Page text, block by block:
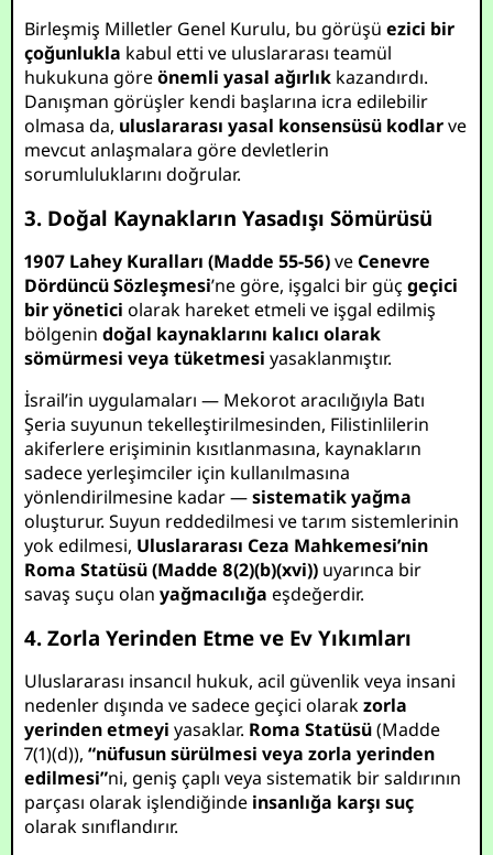
Birleşmiş Milletler Genel Kurulu, bu görüşüezici bir
çoğunlukla kabul etti ve uluslararası teamül
hukukuna göreönemli yasal ağırlık kazandırdı.
Danışman görüşler kendi başlarına icra edilebilir
olmasa da, uluslararası yasal konsensüsü kodlarve
mevcut anlaşmalara göre devletlerin
sorumluluklarını doğrular.
3. Doğal Kaynakların Yasadışı Sömürüsü
1907 Lahey Kuralları (Madde 55-56)veCenevre
Dördüncü Sözleşmesi’ne göre, işgalci bir güçgeçici
bir yönetici olarak hareket etmeli ve işgal edilmiş
bölgenindoğal kaynaklarını kalıcı olarak
sömürmesi veya tüketmesi yasaklanmıştır.
İsrail’in uygulamaları — Mekorot aracılığıyla Batı
Şeria suyunun tekelleştirilmesinden, Filistinlilerin
akiferlere erişiminin kısıtlanmasına, kaynakların
sadece yerleşimciler için kullanılmasına
yönlendirilmesine kadar —sistematik yağma
oluşturur. Suyun reddedilmesi ve tarım sistemlerinin
yok edilmesi, Uluslararası Ceza Mahkemesi’nin
Roma Statüsü (Madde 8(2)(b)(xvi)) uyarınca bir
savaş suçu olanyağmacılığa eşdeğerdir.
4. Zorla Yerinden Etme ve Ev Yıkımları
Uluslararası insancıl hukuk, acil güvenlik veya insani
nedenler dışında ve sadece geçici olarakzorla
yerinden etmeyi yasaklar. Roma Statüsü(Madde
7(1)(d)),“nüfusun sürülmesi veya zorla yerinden
edilmesi”ni, geniş çaplı veya sistematik bir saldırının
parçası olarak işlendiğinde insanlığa karşı suç
olarak sınıflandırır.